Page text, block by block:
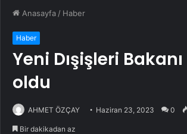
Anasayfa / Haber
Haber
Yeni Dışişleri
oldu
AHMET ÖZÇAY Haziran 23, 2023 0
Bir dakikadan az